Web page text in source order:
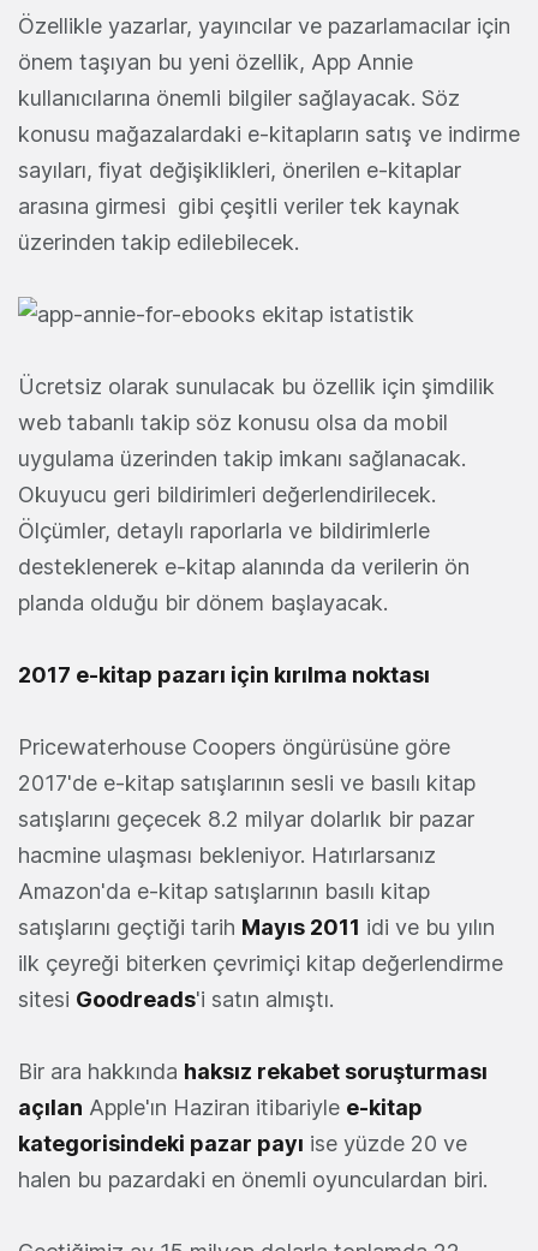
Özellikle yazarlar, yayıncılar ve pazarlamacılar için
önem taşıyan bu yeni özellik, App Annie
kullanıcılarına önemli bilgiler sağlayacak. Söz
konusu mağazalardaki e-kitapların satış ve indirme
sayıları, fiyat değişiklikleri, önerilen e-kitaplar
arasına girmesi gibi çeşitli veriler tek kaynak
üzerinden takip edilebilecek.
Ücretsiz olarak sunulacak bu özellik için şimdilik
web tabanlı takip söz konusu olsa da mobil
uygulama üzerinden takip imkanı sağlanacak.
Okuyucu geri bildirimleri değerlendirilecek.
Ölçümler, detaylı raporlarla ve bildirimlerle
desteklenerek e-kitap alanında da verilerin ön
planda olduğu bir dönem başlayacak.
2017 e-kitap pazarı için kırılma noktası
Pricewaterhouse Coopers öngürüsüne göre
2017'de e-kitap satışlarının sesli ve basılı kitap
satışlarını geçecek 8.2 milyar dolarlık bir pazar
hacmine ulaşması bekleniyor. Hatırlarsanız
Amazon'da e-kitap satışlarının basılı kitap
satışlarını geçtiği tarih Mayıs 2011 idi ve bu yılın
ilk çeyreği biterken çevrimiçi kitap değerlendirme
sitesi Goodreads'i satın almıştı.
Bir ara hakkında haksız rekabet soruşturması
açılan Apple'ın Haziran itibariyle e-kitap
kategorisindeki pazar payı ise yüzde 20 ve
halen bu pazardaki en önemli oyunculardan biri.